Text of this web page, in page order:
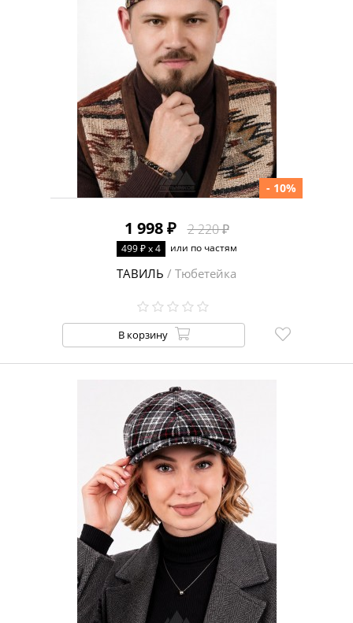
1 998 ₽ 2 220 ₽
- 10%
499 ₽ x 4 или по частям
ТАВИЛЬ / Тюбетейка
В корзину